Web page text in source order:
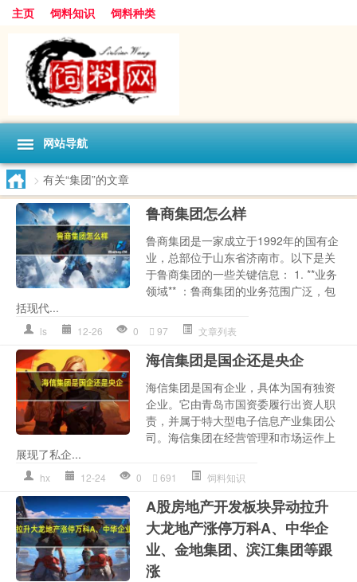
主页 饲料知识 饲料种类
网站导航
> 有关“集团”的文章
鲁商集团怎么样
鲁商集团是一家成立于1992年的国有企
业，总部位于山东省济南市。以下是关
于鲁商集团的一些关键信息： 1. **业务
领域** ：鲁商集团的业务范围广泛，包
括现代...
ls 12-26 0 97 文章列表
海信集团是国企还是央企
海信集团是国有企业，具体为国有独资
企业。它由青岛市国资委履行出资人职
责，并属于特大型电子信息产业集团公
司。海信集团在经营管理和市场运作上
展现了私企...
hx 12-24 0 691 饲料知识
A股房地产开发板块异动拉升
大龙地产涨停万科A、中华企
业、金地集团、滨江集团等跟
涨